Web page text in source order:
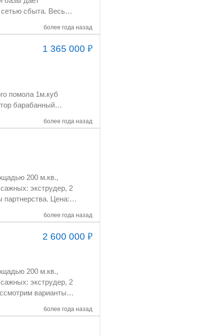
более года назад
1 365 000₽
более года назад
помола 1м.куб
барабанный
фильтр
более года назад
200 м.кв.,
экструдер, 2
партнерства. Цена: 1
2 600 000₽
более года назад
200 м.кв.,
экструдер, 2
варианты